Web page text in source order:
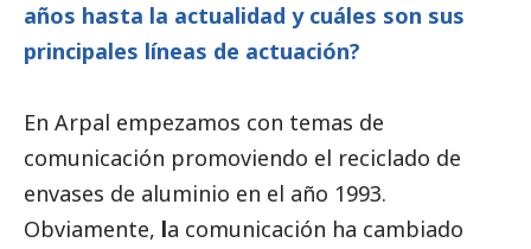
años hasta la actualidad y cuáles son sus
principales líneas de actuación?
En Arpal empezamos con temas de
comunicación promoviendo el reciclado de
envases de aluminio en el año 1993.
Obviamente, la comunicación ha cambiado